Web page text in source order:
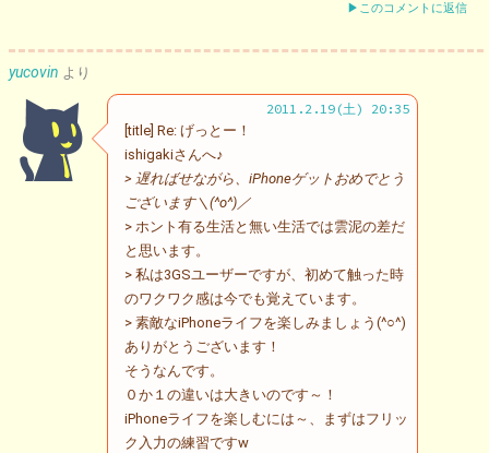
▶このコメントに返信
yucovin より
2011.2.19(土) 20:35
[title] Re: げっとー！
ishigakiさんへ♪
> 遅ればせながら、iPhoneゲットおめでとう
ございます＼(^o^)／
> ホント有る生活と無い生活では雲泥の差だ
と思います。
> 私は3GSユーザーですが、初めて触った時
のワクワク感は今でも覚えています。
> 素敵なiPhoneライフを楽しみましょう(^○^)
ありがとうございます！
そうなんです。
０か１の違いは大きいのです～！
iPhoneライフを楽しむには～、まずはフリッ
ク入力の練習ですw